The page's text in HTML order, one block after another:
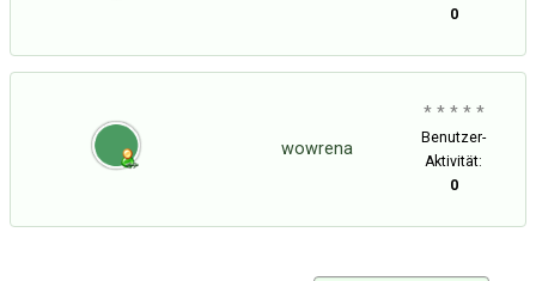
0
wowrena
* * * * *
Benutzer-
Aktivität:
0